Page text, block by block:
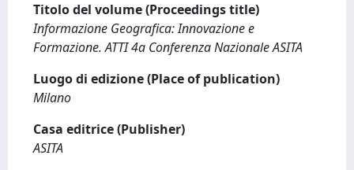
Titolo del volume (Proceedings title)
Informazione Geografica: Innovazione e
Formazione. ATTI 4a Conferenza Nazionale ASITA
Luogo di edizione (Place of publication)
Milano
Casa editrice (Publisher)
ASITA